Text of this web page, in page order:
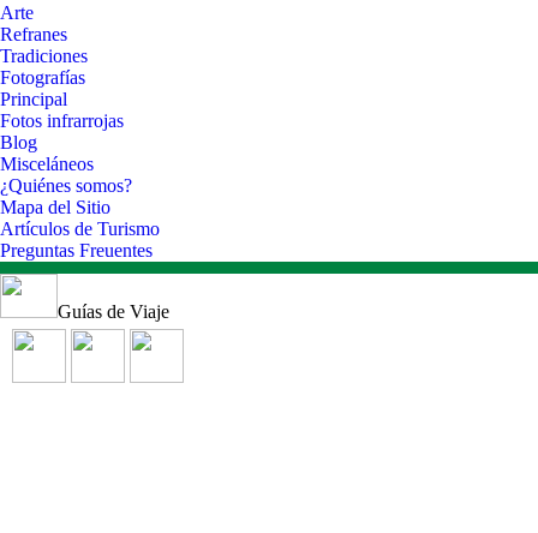
Arte
Refranes
Tradiciones
Fotografías
Principal
Fotos infrarrojas
Blog
Misceláneos
¿Quiénes somos?
Mapa del Sitio
Artículos de Turismo
Preguntas Freuentes
Guías de Viaje